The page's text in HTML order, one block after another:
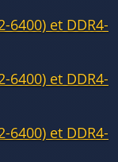
6400) et DDR4-
6400) et DDR4-
6400) et DDR4-